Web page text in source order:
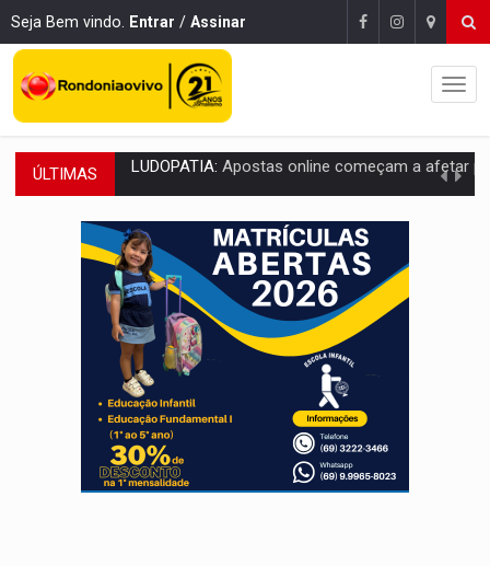
Seja Bem vindo. Entrar / Assinar
ÚLTIMAS REFLORESTAMENTO: Plantar árvores não será mais suficiente para
OVNIS NA LUA:Cientistas alertam para possível base secreta no satélite
ACABOU COM PEUGEOT:Incêndio destrói carro que era rebocado para oficina
VÍDEO: Ladrão é filmado furtando moto na frente do bar
BOLSAS DE PESQUISA: Iniciativa Amazônia+10 lança chamada para fortalecer
MATERIAL: Brasil tem grandes reservas de urânio, mas produz pouco e
VÍDEO: Serpente capturada na fábrica da Coca-Cola é
HOMENAGEM: Cientistas cassados pelo AI-5 se tornam pesquisadores